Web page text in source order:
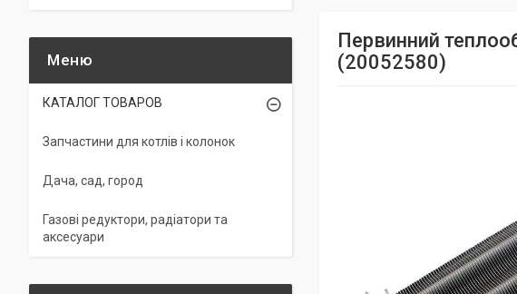
Первинний
(20052580)
КАТАЛОГ ТОВАРОВ
Запчастини для котлів і колонок
Дача, сад, город
Газові редуктори, радіатори та
аксесуари